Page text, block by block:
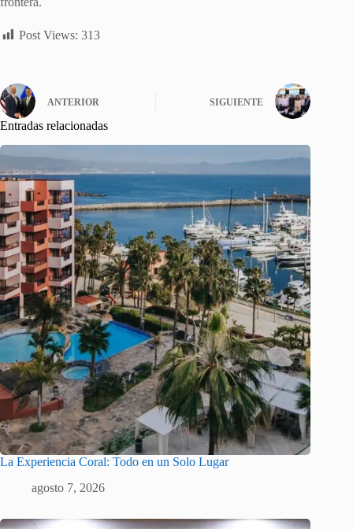
Post Views: 313
ANTERIOR SIGUIENTE
Entradas relacionadas
La Experiencia Coral: Todo en un Solo Lugar
agosto 7, 2026